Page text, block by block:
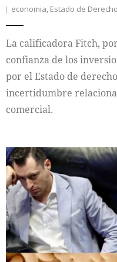
economia Estado de Derecho
La calificadora Fitch,
confianza de los
por el Estado de
incertidumbre
comercial.